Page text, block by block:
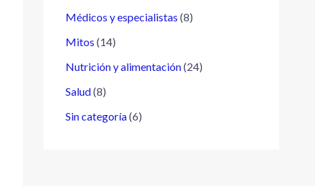
Médicos y especialistas (8)
Mitos (14)
Nutrición y alimentación(24)
Salud(8)
Sin categoría(6)